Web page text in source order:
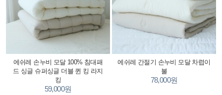
에쉬레 손누비 모달 100% 침대패
드 싱글 슈퍼싱글 더블 퀸 킹 라지
킹
59,000원
에쉬레 간절기 손누비 모달 차렵이
불
78,000원